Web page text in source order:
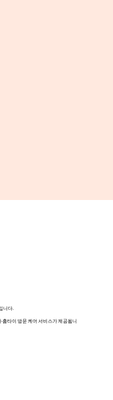
니다.
홈타이 방문 케어 서비스가 제공됩니